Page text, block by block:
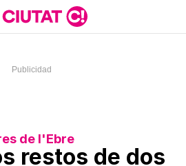
de l'Ebre
restos de dos